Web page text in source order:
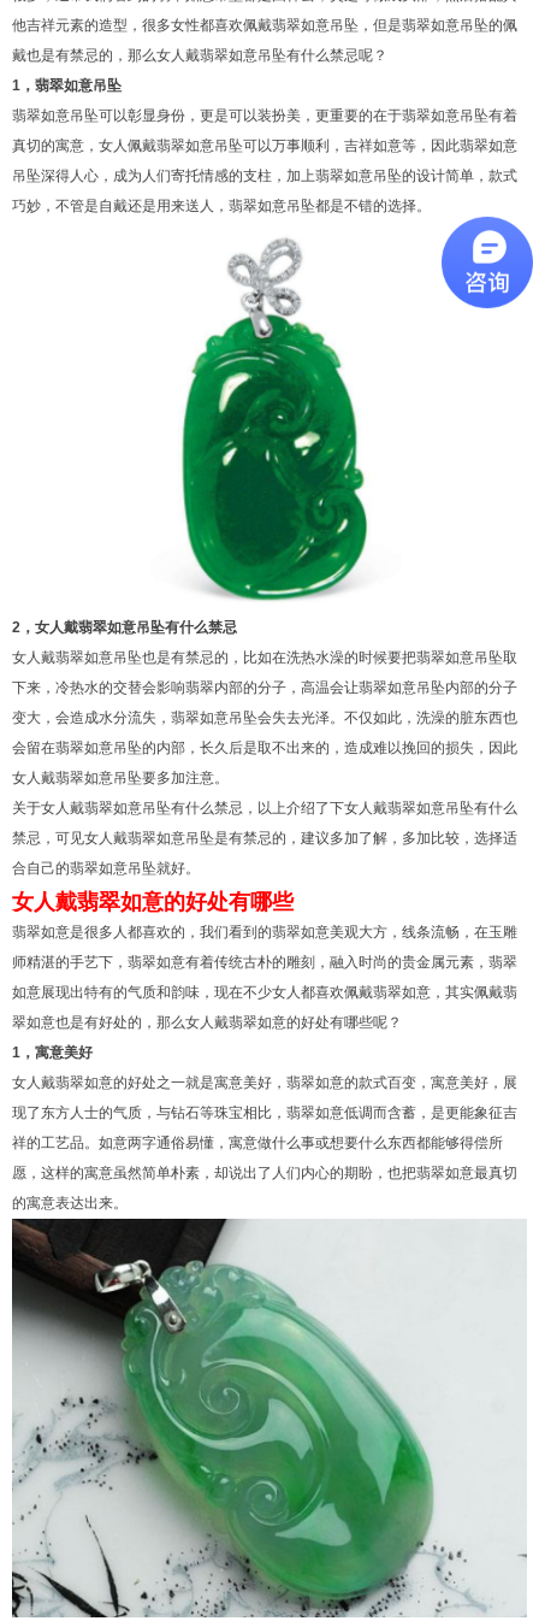
他吉祥元素的造型，很多女性都喜欢佩戴翡翠如意吊坠，但是翡翠如意吊坠的佩
戴也是有禁忌的，那么女人戴翡翠如意吊坠有什么禁忌呢？
1，翡翠如意吊坠
翡翠如意吊坠可以彰显身份，更是可以装扮美，更重要的在于翡翠如意吊坠有着
真切的寓意，女人佩戴翡翠如意吊坠可以万事顺利，吉祥如意等，因此翡翠如意
吊坠深得人心，成为人们寄托情感的支柱，加上翡翠如意吊坠的设计简单，款式
巧妙，不管是自戴还是用来送人，翡翠如意吊坠都是不错的选择。
2，女人戴翡翠如意吊坠有什么禁忌
女人戴翡翠如意吊坠也是有禁忌的，比如在洗热水澡的时候要把翡翠如意吊坠取
下来，冷热水的交替会影响翡翠内部的分子，高温会让翡翠如意吊坠内部的分子
变大，会造成水分流失，翡翠如意吊坠会失去光泽。不仅如此，洗澡的脏东西也
会留在翡翠如意吊坠的内部，长久后是取不出来的，造成难以挽回的损失，因此
女人戴翡翠如意吊坠要多加注意。
关于女人戴翡翠如意吊坠有什么禁忌，以上介绍了下女人戴翡翠如意吊坠有什么
禁忌，可见女人戴翡翠如意吊坠是有禁忌的，建议多加了解，多加比较，选择适
合自己的翡翠如意吊坠就好。
女人戴翡翠如意的好处有哪些
翡翠如意是很多人都喜欢的，我们看到的翡翠如意美观大方，线条流畅，在玉雕
师精湛的手艺下，翡翠如意有着传统古朴的雕刻，融入时尚的贵金属元素，翡翠
如意展现出特有的气质和韵味，现在不少女人都喜欢佩戴翡翠如意，其实佩戴翡
翠如意也是有好处的，那么女人戴翡翠如意的好处有哪些呢？
1，寓意美好
女人戴翡翠如意的好处之一就是寓意美好，翡翠如意的款式百变，寓意美好，展
现了东方人士的气质，与钻石等珠宝相比，翡翠如意低调而含蓄，是更能象征吉
祥的工艺品。如意两字通俗易懂，寓意做什么事或想要什么东西都能够得偿所
愿，这样的寓意虽然简单朴素，却说出了人们内心的期盼，也把翡翠如意最真切
的寓意表达出来。